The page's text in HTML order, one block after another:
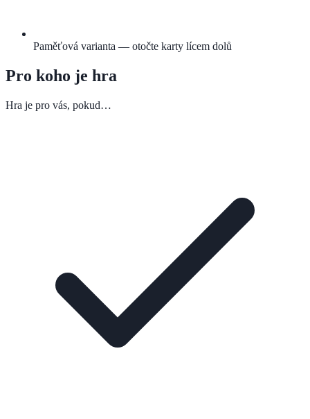
Paměťová varianta — otočte karty lícem dolů
Pro koho je hra
Hra je pro vás, pokud…